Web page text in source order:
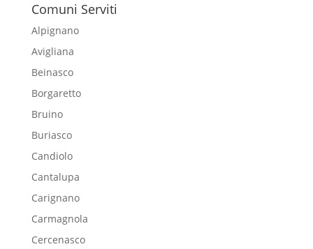
Comuni Serviti
Alpignano
Avigliana
Beinasco
Borgaretto
Bruino
Buriasco
Candiolo
Cantalupa
Carignano
Carmagnola
Cercenasco